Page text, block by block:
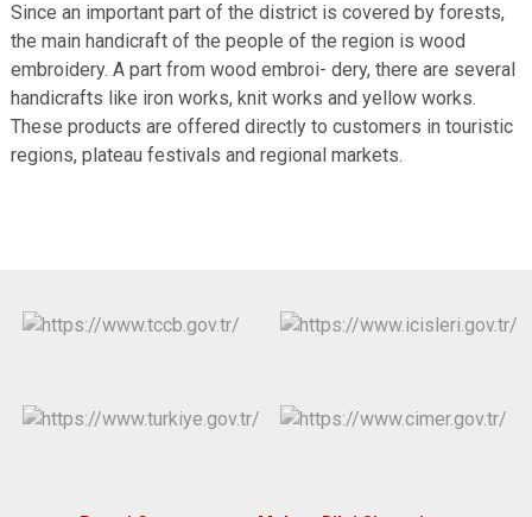
Since an important part of the district is covered by forests,
the main handicraft of the people of the region is wood
embroidery. A part from wood embroi- dery, there are several
handicrafts like iron works, knit works and yellow works.
These products are offered directly to customers in touristic
regions, plateau festivals and regional markets.